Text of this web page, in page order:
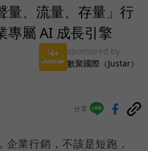
量、流量、存量」行
專屬 AI 成長引擎
sponsored by
數聚國際（Justar）
分享
業行銷，不該是短跑，